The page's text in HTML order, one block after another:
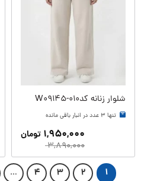
شلوار زنانه کدW09145-010
تنها ۳ عدد در انبار باقی مانده
۳,۸۹۰,۰۰۰
۱,۹۵۰,۰۰۰ تومان
۱ ۲ ۳ ۴ …